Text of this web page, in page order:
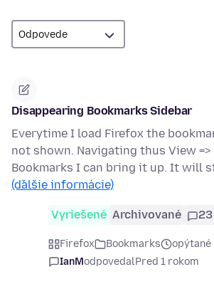
Disappearing Bookmarks Sidebar
Everytime I load Firefox the
not shown. Navigating thus View =>
Bookmarks I can bring it up. It will
(ďalšie informácie)
Vyriešené Archivované 23
Firefox Bookmarks
opýtané
IanModpovedalPred 1 rokom